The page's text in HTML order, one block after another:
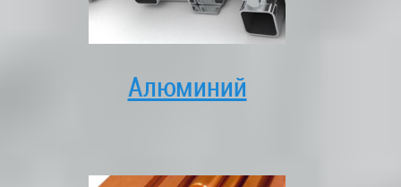
Алюминий